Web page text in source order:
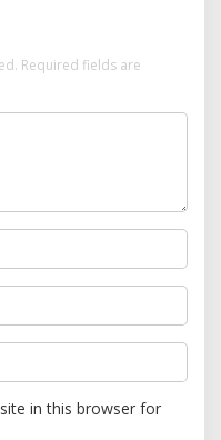
Required fields are
in this browser for